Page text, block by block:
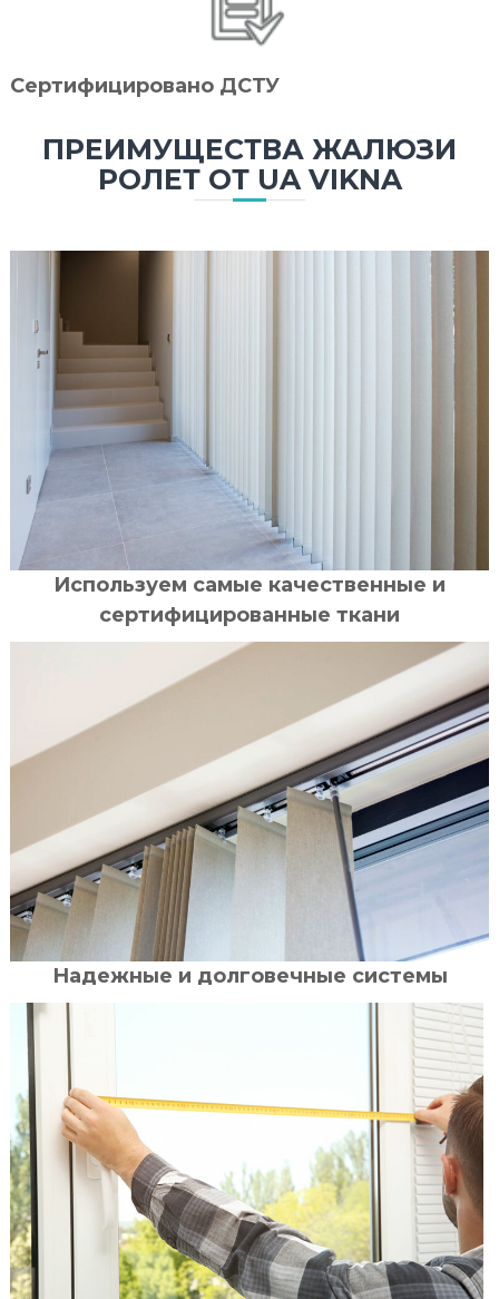
Сертифицировано ДСТУ
ПРЕИМУЩЕСТВА ЖАЛЮЗИ
РОЛЕТ ОТ UA VIKNA
Используем самые качественные и
сертифицированные ткани
Надежные и долговечные системы